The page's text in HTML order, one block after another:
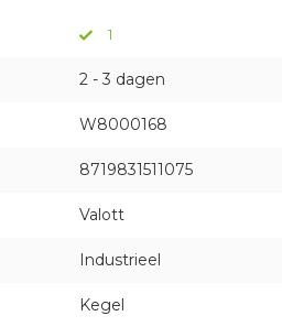
1
2 - 3 dagen
W8000168
8719831511075
Valott
Industrieel
Kegel